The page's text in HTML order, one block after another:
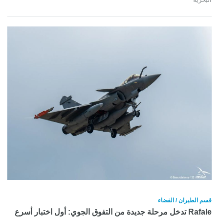
قسم الطيران / الفضاء
Rafale تدخل مرحلة جديدة من التفوق الجوي: أول اختبار أسرع